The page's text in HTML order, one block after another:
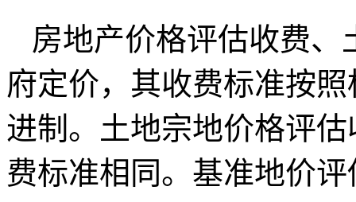
房地产价格评估收费
府定价，其收费标准按
进制。土地宗地价格评
费标准相同。基准地价